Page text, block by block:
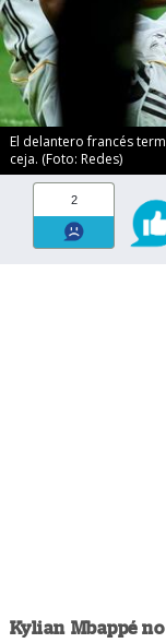
El delantero francés
ceja. (Foto: Redes)
2
Kylian Mbappé